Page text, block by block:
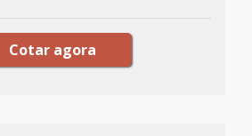
Cotar agora